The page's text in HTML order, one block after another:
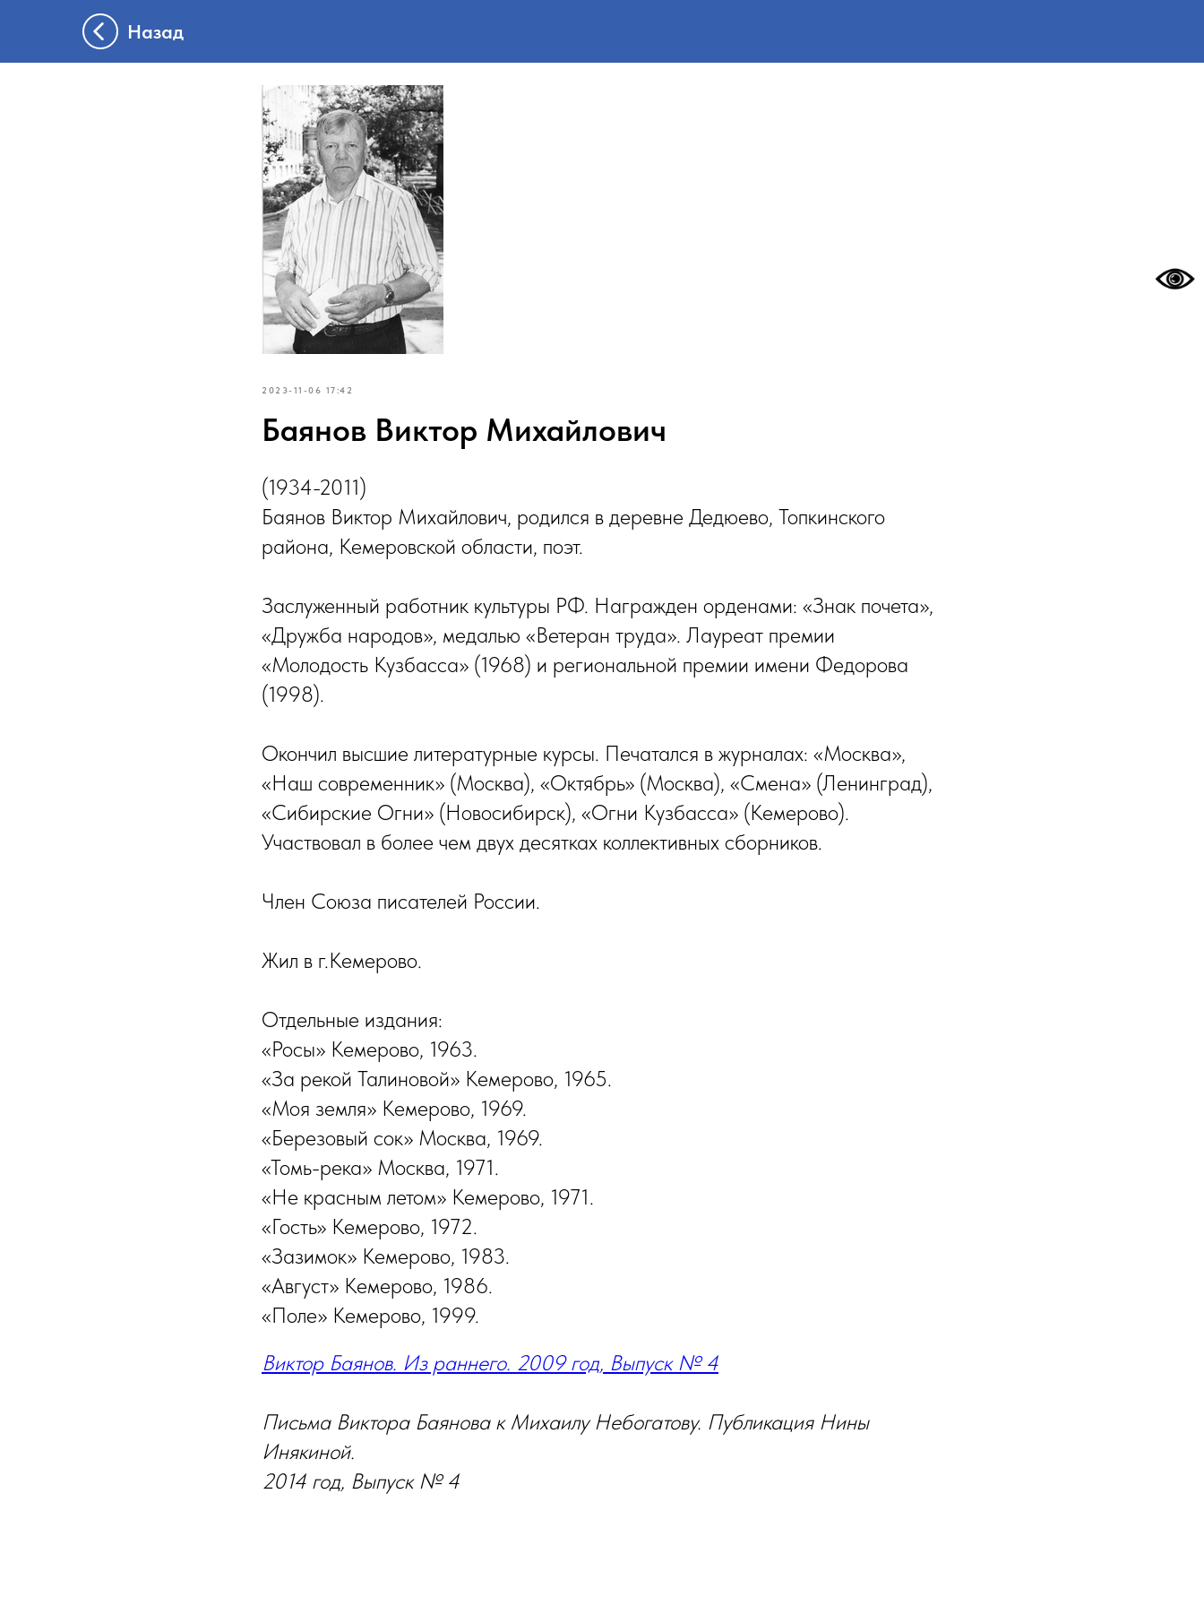
Назад
2023-11-06 17:42
Баянов Виктор Михайлович
(1934-2011)
Баянов Виктор Михайлович, родился в деревне Дедюево, Топкинского
района, Кемеровской области, поэт.
Заслуженный работник культуры РФ. Награжден орденами: «Знак почета»,
«Дружба народов», медалью «Ветеран труда». Лауреат премии
«Молодость Кузбасса» (1968) и региональной премии имени Федорова
(1998).
Окончил высшие литературные курсы. Печатался в журналах: «Москва»,
«Наш современник» (Москва), «Октябрь» (Москва), «Смена» (Ленинград),
«Сибирские Огни» (Новосибирск), «Огни Кузбасса» (Кемерово).
Участвовал в более чем двух десятках коллективных сборников.
Член Союза писателей России.
Жил в г.Кемерово.
Отдельные издания:
«Росы» Кемерово, 1963.
«За рекой Талиновой» Кемерово, 1965.
«Моя земля» Кемерово, 1969.
«Березовый сок» Москва, 1969.
«Томь-река» Москва, 1971.
«Не красным летом» Кемерово, 1971.
«Гость» Кемерово, 1972.
«Зазимок» Кемерово, 1983.
«Август» Кемерово, 1986.
«Поле» Кемерово, 1999.
Виктор Баянов. Из раннего. 2009 год, Выпуск № 4
Письма Виктора Баянова к Михаилу Небогатову. Публикация Нины
Инякиной.
2014 год, Выпуск № 4